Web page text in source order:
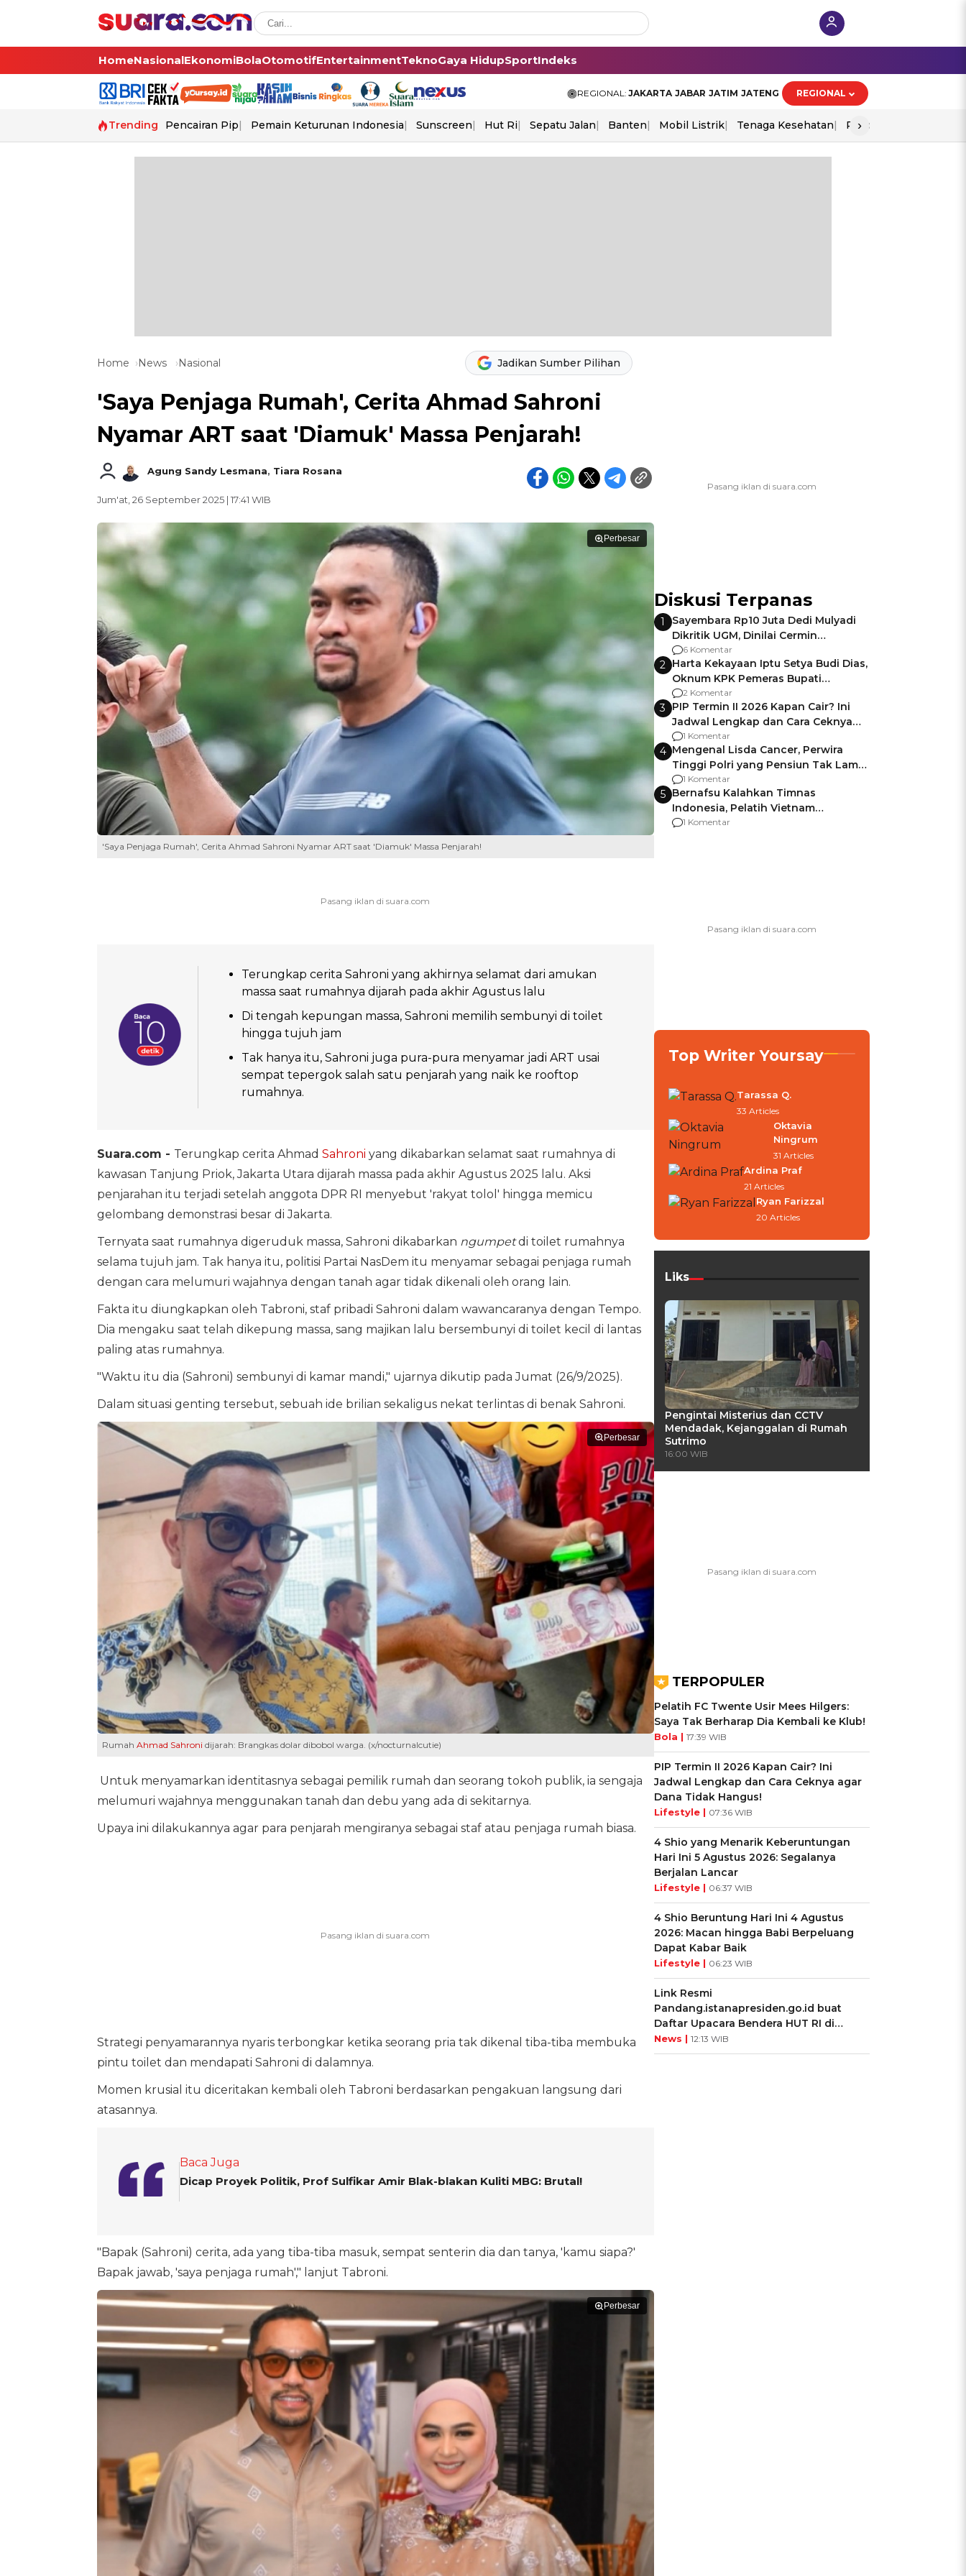
HomeNasionalEkonomiBolaOtomotifEntertainmentTeknoGaya HidupSportIndeks
REGIONAL: JAKARTA JABAR JATIM JATENG REGIONAL
Trending Pencairan Pip Pemain Keturunan Indonesia Sunscreen Hut Ri Sepatu Jalan Banten Mobil Listrik Tenaga Kesehatan Piala Aff 2026
›
Home News Nasional Jadikan Sumber Pilihan
'Saya Penjaga Rumah', Cerita Ahmad Sahroni
Nyamar ART saat 'Diamuk' Massa Penjarah!
Agung Sandy Lesmana, Tiara Rosana
Jum'at, 26 September 2025 | 17:41 WIB
Perbesar
'Saya Penjaga Rumah', Cerita Ahmad Sahroni Nyamar ART saat 'Diamuk' Massa Penjarah!
Terungkap cerita Sahroni yang akhirnya selamat dari amukan
massa saat rumahnya dijarah pada akhir Agustus lalu
Di tengah kepungan massa, Sahroni memilih sembunyi di toilet
hingga tujuh jam
Tak hanya itu, Sahroni juga pura-pura menyamar jadi ART usai
sempat tepergok salah satu penjarah yang naik ke rooftop
rumahnya.
Suara.com - Terungkap cerita Ahmad Sahroni yang dikabarkan selamat saat rumahnya di
kawasan Tanjung Priok, Jakarta Utara dijarah massa pada akhir Agustus 2025 lalu. Aksi
penjarahan itu terjadi setelah anggota DPR RI menyebut 'rakyat tolol' hingga memicu
gelombang demonstrasi besar di Jakarta.
Ternyata saat rumahnya digeruduk massa, Sahroni dikabarkan ngumpetdi toilet rumahnya
selama tujuh jam. Tak hanya itu, politisi Partai NasDem itu menyamar sebagai penjaga rumah
dengan cara melumuri wajahnya dengan tanah agar tidak dikenali oleh orang lain.
Fakta itu diungkapkan oleh Tabroni, staf pribadi Sahroni dalam wawancaranya dengan Tempo.
Dia mengaku saat telah dikepung massa, sang majikan lalu bersembunyi di toilet kecil di lantas
paling atas rumahnya.
"Waktu itu dia (Sahroni) sembunyi di kamar mandi," ujarnya dikutip pada Jumat (26/9/2025).
Dalam situasi genting tersebut, sebuah ide brilian sekaligus nekat terlintas di benak Sahroni.
Perbesar
Rumah Ahmad Sahroni dijarah: Brangkas dolar dibobol warga. (x/nocturnalcutie)
Untuk menyamarkan identitasnya sebagai pemilik rumah dan seorang tokoh publik, ia sengaja
melumuri wajahnya menggunakan tanah dan debu yang ada di sekitarnya.
Upaya ini dilakukannya agar para penjarah mengiranya sebagai staf atau penjaga rumah biasa.
Strategi penyamarannya nyaris terbongkar ketika seorang pria tak dikenal tiba-tiba membuka
pintu toilet dan mendapati Sahroni di dalamnya.
Momen krusial itu diceritakan kembali oleh Tabroni berdasarkan pengakuan langsung dari
atasannya.
Baca Juga
Dicap Proyek Politik, Prof Sulfikar Amir Blak-blakan Kuliti MBG: Brutal!
"Bapak (Sahroni) cerita, ada yang tiba-tiba masuk, sempat senterin dia dan tanya, 'kamu siapa?'
Bapak jawab, 'saya penjaga rumah'," lanjut Tabroni.
Perbesar
Diskusi Terpanas
1
Sayembara Rp10 Juta Dedi Mulyadi
Dikritik UGM, Dinilai Cermin
Gagalnya Negara Jamin Keamanan
6 Komentar
2 Harta Kekayaan Iptu Setya Budi Dias,
Oknum KPK Pemeras Bupati
Pemalang
2 Komentar
3 PIP Termin II 2026 Kapan Cair? Ini
Jadwal Lengkap dan Cara Ceknya
agar Dana Tidak Hangus!
1 Komentar
4 Mengenal Lisda Cancer, Perwira
Tinggi Polri yang Pensiun Tak Lama
Usai Jadi Brigjen
1 Komentar
5 Bernafsu Kalahkan Timnas
Indonesia, Pelatih Vietnam
Berencana Pakai Jimat di Pakansari
1 Komentar
Top Writer Yoursay
Tarassa Q.
33 Articles
Oktavia
Ningrum
31 Articles
Ardina Praf
21 Articles
Ryan Farizzal
20 Articles
Liks
Pengintai Misterius dan CCTV
Mendadak, Kejanggalan di Rumah
Sutrimo
16:00 WIB
TERPOPULER
Pelatih FC Twente Usir Mees Hilgers:
Saya Tak Berharap Dia Kembali ke Klub!
Bola | 17:39 WIB
PIP Termin II 2026 Kapan Cair? Ini
Jadwal Lengkap dan Cara Ceknya agar
Dana Tidak Hangus!
Lifestyle | 07:36 WIB
4 Shio yang Menarik Keberuntungan
Hari Ini 5 Agustus 2026: Segalanya
Berjalan Lancar
Lifestyle | 06:37 WIB
4 Shio Beruntung Hari Ini 4 Agustus
2026: Macan hingga Babi Berpeluang
Dapat Kabar Baik
Lifestyle | 06:23 WIB
Link Resmi
Pandang.istanapresiden.go.id buat
Daftar Upacara Bendera HUT RI di
Istana Negara
News | 12:13 WIB